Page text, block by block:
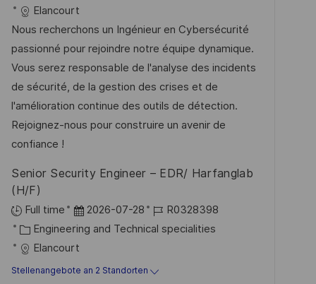
t
n
t
u
m
d
e
r
V
e
ö
f
e
n
t
-
I
D
a
t
e
g
o
r
i
e
Elancourt
Nous recherchons un Ingénieur en Cybersécurité
passionné pour rejoindre notre équipe dynamique.
Vous serez responsable de l'analyse des incidents
de sécurité, de la gestion des crises et de
l'amélioration continue des outils de détection.
Rejoignez-nous pour construire un avenir de
confiance !
Senior Security Engineer – EDR/ Harfanglab
(H/F)
Full time
D
a
t
u
2026-07-28
J
o
R0328398
K
a
t
Engineering and Technical specialities
Elancourt
Stellenangebote an 2 Standorten